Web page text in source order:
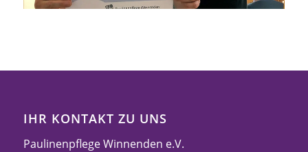
IHR KONTAKT ZU UNS
Paulinenpflege Winnenden e.V.